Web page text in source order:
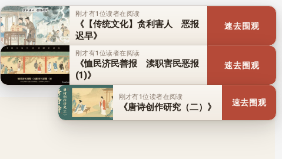
刚才有1位读者在阅读
《【传统文化】贪利害人 恶报
迟早》
速去围观
刚才有1位读者在阅读
《恤民济民善报 渎职害民恶报
(1)》
速去围观
刚才有1位读者在阅读
《唐诗创作研究（二）》 速去围观